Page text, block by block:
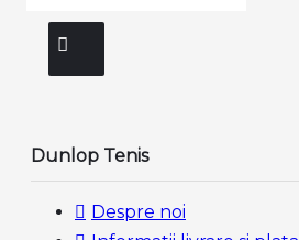
Dunlop Tenis
Despre noi